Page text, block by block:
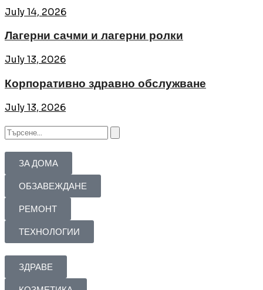
July 14, 2026
Лагерни сачми и лагерни ролки
July 13, 2026
Корпоративно здравно обслужване
July 13, 2026
ЗА ДОМА
ОБЗАВЕЖДАНЕ
РЕМОНТ
ТЕХНОЛОГИИ
ЗДРАВЕ